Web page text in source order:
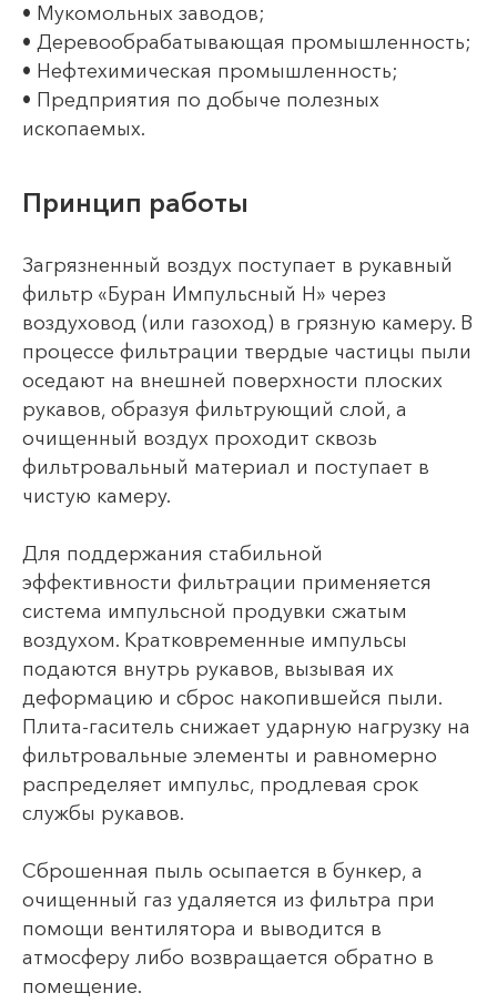
• Мукомольных заводов;
• Деревообрабатывающая промышленность;
• Нефтехимическая промышленность;
• Предприятия по добыче полезных
ископаемых.
Принцип работы
Загрязненный воздух поступает в рукавный
фильтр «Буран Импульсный Н» через
воздуховод (или газоход) в грязную камеру. В
процессе фильтрации твердые частицы пыли
оседают на внешней поверхности плоских
рукавов, образуя фильтрующий слой, а
очищенный воздух проходит сквозь
фильтровальный материал и поступает в
чистую камеру.
Для поддержания стабильной
эффективности фильтрации применяется
система импульсной продувки сжатым
воздухом. Кратковременные импульсы
подаются внутрь рукавов, вызывая их
деформацию и сброс накопившейся пыли.
Плита-гаситель снижает ударную нагрузку на
фильтровальные элементы и равномерно
распределяет импульс, продлевая срок
службы рукавов.
Сброшенная пыль осыпается в бункер, а
очищенный газ удаляется из фильтра при
помощи вентилятора и выводится в
атмосферу либо возвращается обратно в
помещение.